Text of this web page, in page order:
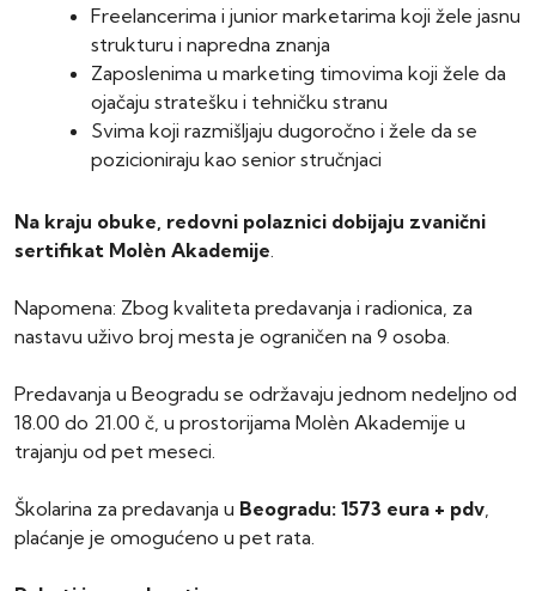
Freelancerima i junior marketarima koji žele jasnu
strukturu i napredna znanja
Zaposlenima u marketing timovima koji žele da
ojačaju stratešku i tehničku stranu
Svima koji razmišljaju dugoročno i žele da se
pozicioniraju kao senior stručnjaci
Na kraju obuke, redovni polaznici dobijaju zvanični
sertifikat Molèn Akademije
Napomena: Zbog kvaliteta predavanja i radionica, za
nastavu uživo broj mesta je ograničen na 9 osoba.
Predavanja u Beogradu se održavaju jednom nedeljno od
18.00 do 21.00 č, u prostorijama Molèn Akademije u
trajanju od pet meseci.
Školarina za predavanja u Beogradu: 1573 eura + pdv
plaćanje je omogućeno u pet rata.